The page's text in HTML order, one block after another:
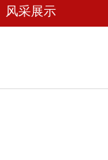
风采展示